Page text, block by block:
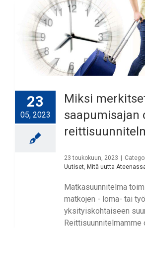
23
05, 2023
Miksi
saapumisajan
23 toukokuun, 2023 |
Uutiset, Mitä uutta
Matkasuunnitelma
matkojen - loma- tai
yksityiskohtaiseen
Reittisuunnitelmamme